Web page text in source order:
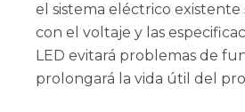
el sistema eléctrico existente
con el voltaje y las
LED evitará problemas de
prolongará la vida útil del